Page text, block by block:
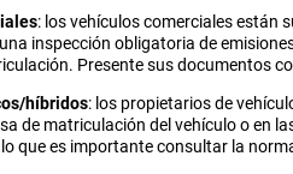
: los vehículos comerciales están
inspección obligatoria de
Presente sus documentos
híbridos: los propietarios de
de matriculación del vehículo o en
que es importante consultar la